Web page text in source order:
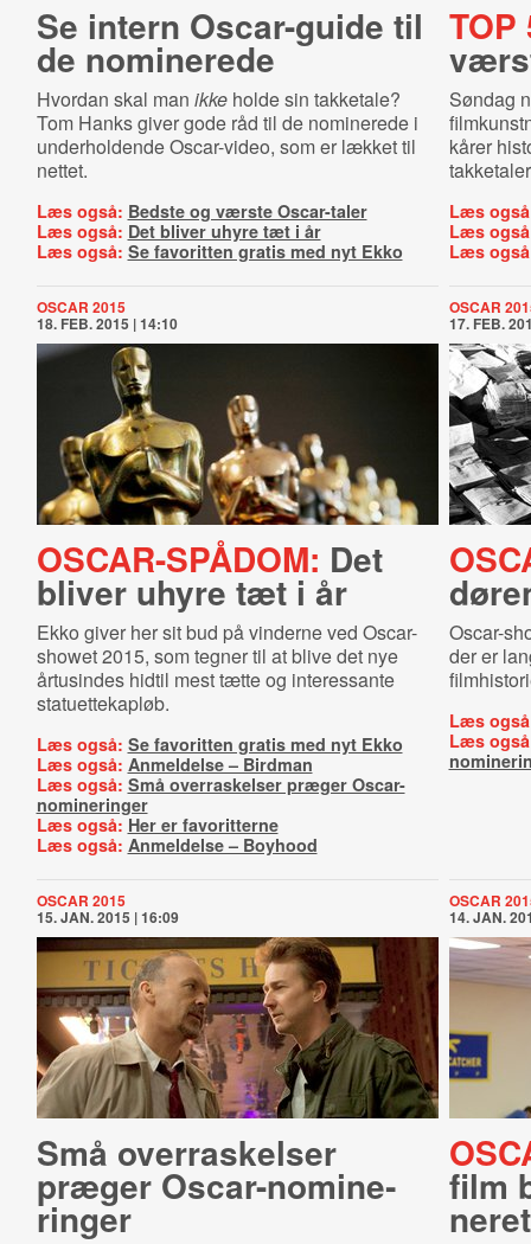
Se intern Oscar-guide til
de nominerede
Hvordan skal man ikke holde sin takketale?
Tom Hanks giver gode råd til de nominerede i
underholdende Oscar-video, som er lækket til
nettet.
Læs også: Bedste og værste Oscar-taler
Læs også: Det bliver uhyre tæt i år
Læs også: Se favoritten gratis med nyt Ekko
TOP
Søndag
kårer
Læs
Læs
Læs
OSCAR 2015
18. FEB. 2015 | 14:10
OSCAR-SPÅDOM: Det
bliver uhyre tæt i år
Ekko giver her sit bud på vinderne ved Oscar-
showet 2015, som tegner til at blive det nye
årtusindes hidtil mest tætte og interessante
statuettekapløb.
Læs også: Se favoritten gratis med nyt Ekko
Læs også: Anmeldelse – Birdman
Læs også: Små overraskelser præger Oscar-
nomineringer
Læs også: Her er favoritterne
Læs også: Anmeldelse – Boyhood
OSCAR
17. FEB.
Oscar-
der er
Læs
Læs
OSCAR 2015
15. JAN. 2015 | 16:09
Små overraskelser
præger Oscar-​no­mi­ne­
rin­ger
OSCAR
14. JAN.
film
ne­ret